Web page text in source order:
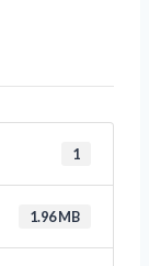
1
1.96 MB